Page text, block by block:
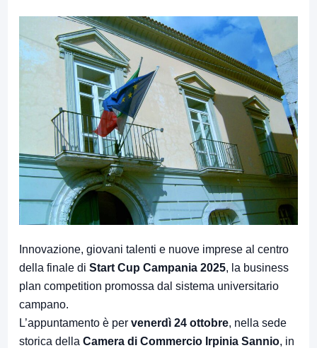
Innovazione, giovani talenti e nuove imprese al centro
della finale di Start Cup Campania 2025, la business
plan competition promossa dal sistema universitario
campano.
L’appuntamento è per venerdì 24 ottobre, nella sede
storica della Camera di Commercio Irpinia Sannio, in